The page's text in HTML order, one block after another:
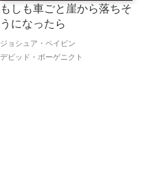
もしも車ごと崖から落ちそ
うになったら
ジョシュア・ペイビン
デビッド・ボーゲニクト